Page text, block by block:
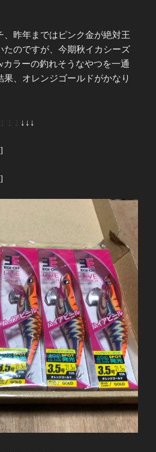
、昨年まではピンク金が絶対王
たのですが、今期秋イカシーズ
カラーの釣れそうなやつを一通
果、オレンジゴールドがかなり
↓↓↓